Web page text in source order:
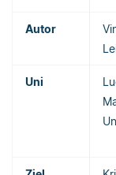
Autor
Uni